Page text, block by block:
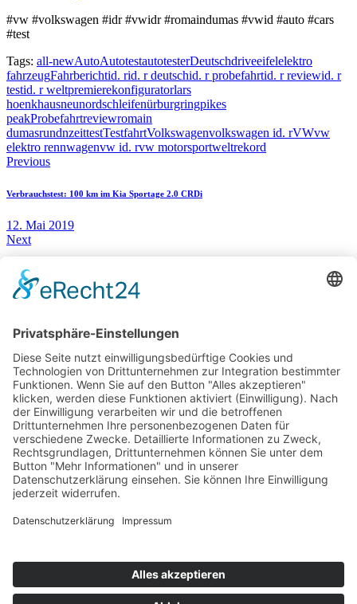
#vw #volkswagen #idr #vwidr #romaindumas #vwid #auto #cars
#test
Tags: all-newAutoAutotestautotesterDeutschdriveeifelelektro
fahrzeugFahrberichtid. rid. r deutschid. r probefahrtid. r reviewid. r
testid. r weltpremierekonfiguratorlars
hoenkhausneunordschleifenürburgringpikes
peakProbefahrtreviewromain
dumasrundnzeittestTestfahrtVolkswagenvolkswagen id. rVWvw
elektro rennwagenvw id. rvw motorsportweltrekord
Beitragsnavigation
Previous
Verbrauchstest: 100 km im Kia Sportage 2.0 CRDi
12. Mai 2019
Next
Mercedes-Benz Actros – Der sicherste Truck der Welt im Test
19. Mai 2019
You May Also Like
3. Dezember 2015
Seat Ibiza Cupra 2016: Tom Beck testet den kompakten Sportler
14. Oktober 2024
Opel Grandland Electric – Wie gut ist das große elektrische Opel SUV?
IAA 2019 Mercedes: Weltpremiere des Mercedes Vision EQS